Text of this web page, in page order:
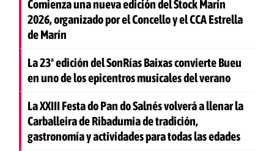
Comienza una nueva edición del Stock Marín
2026, organizado por el Concello y el CCA Estrella
de Marín
La 23ª edición del SonRías Baixas convierte Bueu
en uno de los epicentros musicales del verano
La XXIII Festa do Pan do Salnés volverá a llenar la
Carballeira de Ribadumia de tradición,
gastronomía y actividades para todas las edades